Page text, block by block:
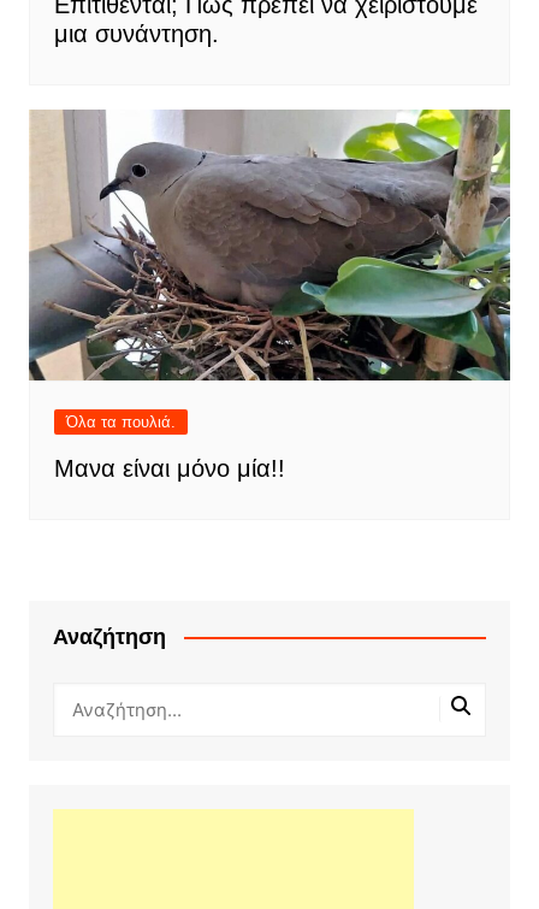
μια συνάντηση.
Όλα τα πουλιά.
Μανα είναι μόνο μία!!
Αναζήτηση